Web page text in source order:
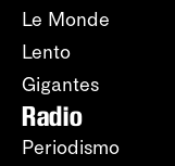
Le Monde
Lento
Gigantes
Radio
Periodismo